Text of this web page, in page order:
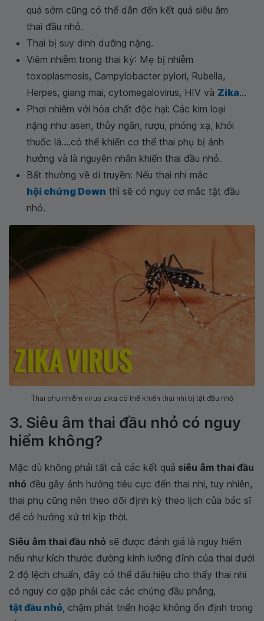
quá sớm cũng có thể dẫn đến kết quả siêu âm
thai đầu nhỏ.
Thai bị suy dinh dưỡng nặng.
Viêm nhiễm trong thai kỳ: Mẹ bị nhiễm
toxoplasmosis, Campylobacter pylori, Rubella,
Herpes, giang mai, cytomegalovirus, HIV và Zika...
Phơi nhiễm với hóa chất độc hại: Các kim loại
nặng như asen, thủy ngân, rượu, phóng xạ, khói
thuốc lá....có thể khiến cơ thể thai phụ bị ảnh
hưởng và là nguyên nhân khiến thai đầu nhỏ.
Bất thường về di truyền: Nếu thai nhi mắc
hội chứng Down thì sẽ có nguy cơ mắc tật đầu
nhỏ.
Thai phụ nhiễm virus zika có thể khiến thai nhi bị tật đầu nhỏ
3. Siêu âm thai đầu nhỏ có nguy
hiểm không?
Mặc dù không phải tất cả các kết quả siêu âm thai đầu
nhỏ đều gây ảnh hưởng tiêu cực đến thai nhi, tuy nhiên,
thai phụ cũng nên theo dõi định kỳ theo lịch của bác sĩ
để có hướng xử trí kịp thời.
Siêu âm thai đầu nhỏ sẽ được đánh giá là nguy hiểm
nếu như kích thước đường kính lưỡng đỉnh của thai dưới
2 độ lệch chuẩn, đây có thể dấu hiệu cho thấy thai nhi
có nguy cơ gặp phải các các chứng đầu phẳng,
tật đầu nhỏ, chậm phát triển hoặc không ổn định trong